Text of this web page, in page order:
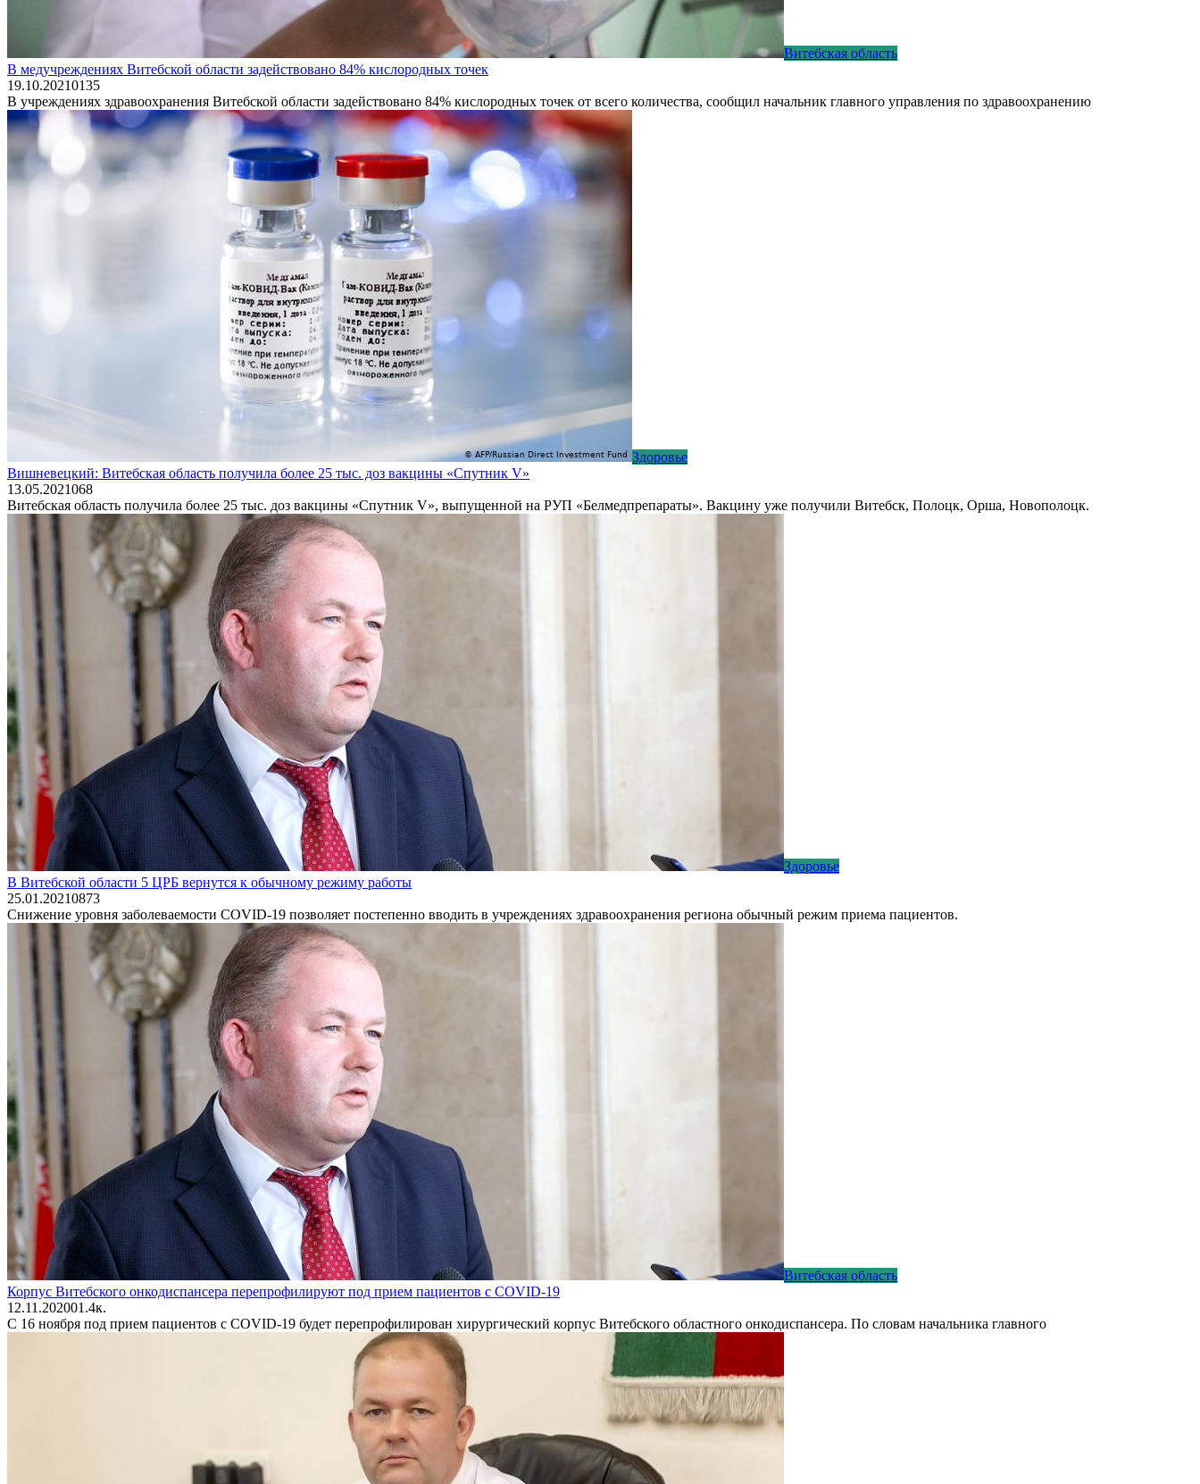
Витебская область
В медучреждениях Витебской области задействовано 84% кислородных точек
19.10.20210135
В учреждениях здравоохранения Витебской области задействовано 84% кислородных точек от всего количества, сообщил начальник главного управления по здравоохранению
Здоровье
Вишневецкий: Витебская область получила более 25 тыс. доз вакцины «Спутник V»
13.05.2021068
Витебская область получила более 25 тыс. доз вакцины «Спутник V», выпущенной на РУП «Белмедпрепараты». Вакцину уже получили Витебск, Полоцк, Орша, Новополоцк.
Здоровье
В Витебской области 5 ЦРБ вернутся к обычному режиму работы
25.01.20210873
Снижение уровня заболеваемости COVID-19 позволяет постепенно вводить в учреждениях здравоохранения региона обычный режим приема пациентов.
Витебская область
Корпус Витебского онкодиспансера перепрофилируют под прием пациентов с COVID-19
12.11.202001.4к.
С 16 ноября под прием пациентов с COVID-19 будет перепрофилирован хирургический корпус Витебского областного онкодиспансера. По словам начальника главного